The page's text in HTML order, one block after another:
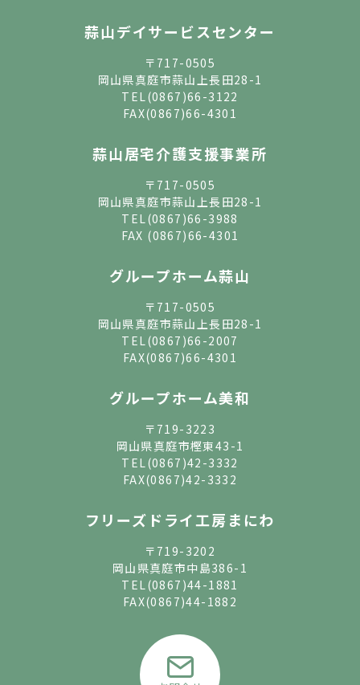
蒜山デイサービスセンター
〒717-0505
岡山県真庭市蒜山上長田28-1
TEL(0867)66-3122
FAX(0867)66-4301
蒜山居宅介護支援事業所
〒717-0505
岡山県真庭市蒜山上長田28-1
TEL(0867)66-3988
FAX (0867)66-4301
グループホーム蒜山
〒717-0505
岡山県真庭市蒜山上長田28-1
TEL(0867)66-2007
FAX(0867)66-4301
グループホーム美和
〒719-3223
岡山県真庭市樫東43-1
TEL(0867)42-3332
FAX(0867)42-3332
フリーズドライ工房まにわ
〒719-3202
岡山県真庭市中島386-1
TEL(0867)44-1881
FAX(0867)44-1882